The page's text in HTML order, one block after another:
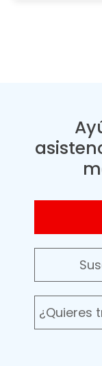
¿Quieres